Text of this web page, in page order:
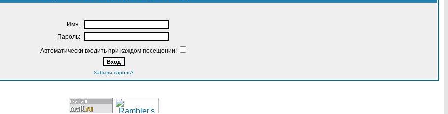
Имя:
Пароль:
Автоматически входить при каждом посещении:
Забыли пароль?